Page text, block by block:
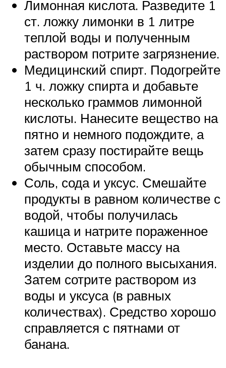
Лимонная кислота. Разведите 1
ст. ложку лимонки в 1 литре
теплой воды и полученным
раствором потрите загрязнение.
Медицинский спирт. Подогрейте
1 ч. ложку спирта и добавьте
несколько граммов лимонной
кислоты. Нанесите вещество на
пятно и немного подождите, а
затем сразу постирайте вещь
обычным способом.
Соль, сода и уксус. Смешайте
продукты в равном количестве с
водой, чтобы получилась
кашица и натрите пораженное
место. Оставьте массу на
изделии до полного высыхания.
Затем сотрите раствором из
воды и уксуса (в равных
количествах). Средство хорошо
справляется с пятнами от
банана.